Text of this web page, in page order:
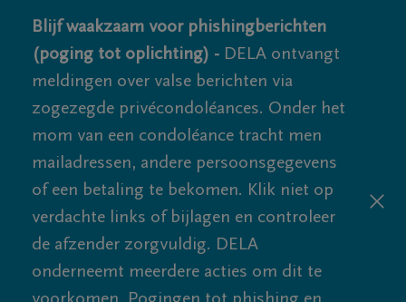
Blijf waakzaam voor phishingberichten
(poging tot oplichting) - DELA ontvangt
meldingen over valse berichten via
zogezegde privécondoléances. Onder het
mom van een condoléance tracht men
mailadressen, andere persoonsgegevens
of een betaling te bekomen. Klik niet op
verdachte links of bijlagen en controleer
de afzender zorgvuldig. DELA
onderneemt meerdere acties om dit te